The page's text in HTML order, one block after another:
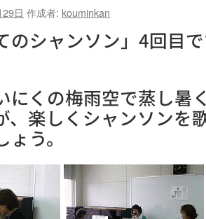
日 作成者: kouminkan
のシャンソン」4回目
にくの梅雨空で蒸し暑
、楽しくシャンソンを
う。